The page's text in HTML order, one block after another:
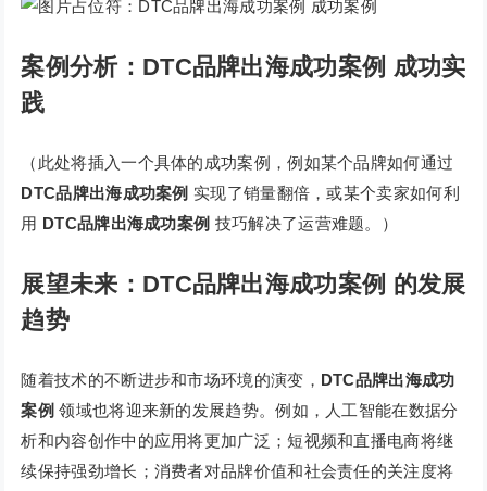
案例分析：DTC品牌出海成功案例 成功实
践
（此处将插入一个具体的成功案例，例如某个品牌如何通过
DTC品牌出海成功案例 实现了销量翻倍，或某个卖家如何利
用 DTC品牌出海成功案例 技巧解决了运营难题。）
展望未来：DTC品牌出海成功案例 的发展
趋势
随着技术的不断进步和市场环境的演变， DTC品牌出海成功
案例 领域也将迎来新的发展趋势。例如，人工智能在数据分
析和内容创作中的应用将更加广泛；短视频和直播电商将继
续保持强劲增长；消费者对品牌价值和社会责任的关注度将